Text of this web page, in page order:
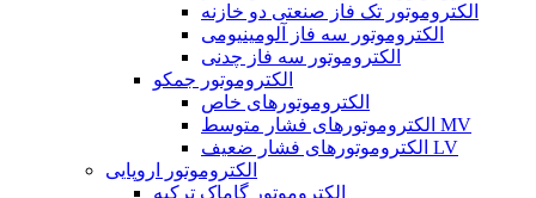
الکتروموتور تک فاز صنعتی دو خازنه
الکتروموتور سه فاز آلومینیومی
الکتروموتور سه فاز چدنی
الکتروموتور جمکو
الکتروموتورهای خاص
الکتروموتورهای فشار متوسط MV
الکتروموتورهای فشار ضعیف LV
الکتروموتور اروپایی
الکتروموتور گاماک ترکیه